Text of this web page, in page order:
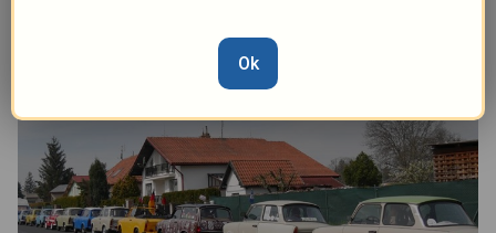
Ok